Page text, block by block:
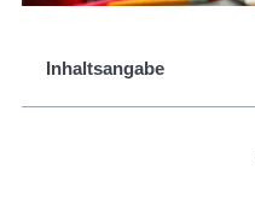
Inhaltsangabe